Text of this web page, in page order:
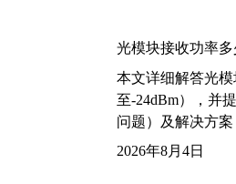
光模块接收功率多
本文详细解答光
至-24dBm），并
问题）及解决方
2026年8月4日